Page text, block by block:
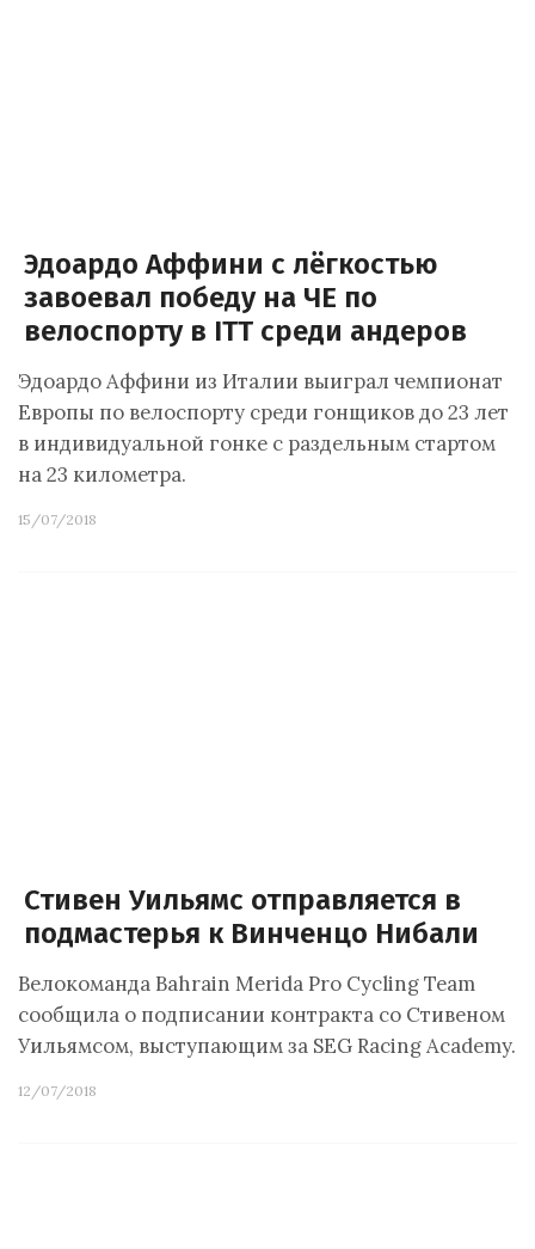
Эдоардо Аффини с лёгкостью
завоевал победу на ЧЕ по
велоспорту в ITT среди андеров
Эдоардо Аффини из Италии выиграл чемпионат
Европы по велоспорту среди гонщиков до 23 лет
в индивидуальной гонке с раздельным стартом
на 23 километра.
15/07/2018
Стивен Уильямс отправляется в
подмастерья к Винченцо Нибали
Велокоманда Bahrain Merida Pro Cycling Team
сообщила о подписании контракта со Стивеном
Уильямсом, выступающим за SEG Racing Academy.
12/07/2018